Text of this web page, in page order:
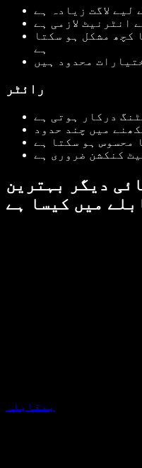
لیے لاگت زیادہ ہے
انٹرنیٹ لازمی ہے
کچھ مشکل ہو سکتا
ہے
محدود ہیں
رائٹر
درکار ہوتی ہے
میں چند حدود
محسوس ہو سکتا ہے
کنکشن ضروری ہے
دیگر بہترین
میں کیسا ہے
بمقابلہ